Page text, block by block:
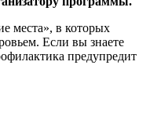
места», в которых
Если вы знаете
предупредит